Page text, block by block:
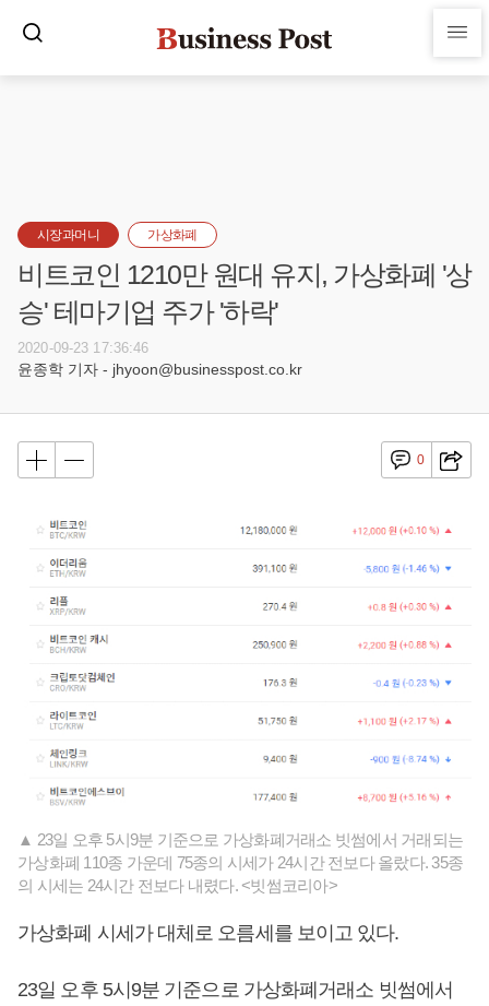
시장과머니 가상화폐
비트코인 1210만 원대 유지, 가상화폐 '상
승' 테마기업 주가 '하락'
2020-09-23 17:36:46
윤종학 기자 - jhyoon@businesspost.co.kr
0
▲ 23일 오후 5시9분 기준으로 가상화폐거래소 빗썸에서 거래되는
가상화폐 110종 가운데 75종의 시세가 24시간 전보다 올랐다. 35종
의 시세는 24시간 전보다 내렸다. <빗썸코리아>
가상화폐 시세가 대체로 오름세를 보이고 있다.
23일 오후 5시9분 기준으로 가상화폐거래소 빗썸에서